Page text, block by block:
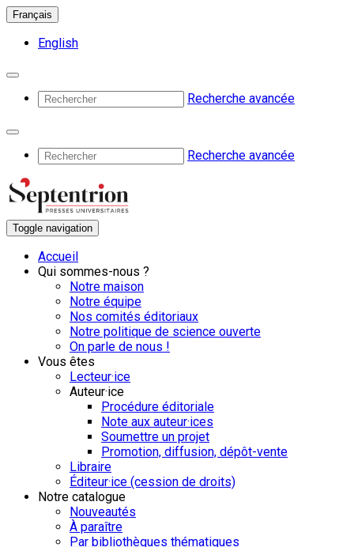
Français
English
Recherche avancée
Recherche avancée
Toggle navigation
Accueil
Qui sommes-nous ?
Notre maison
Notre équipe
Nos comités éditoriaux
Notre politique de science ouverte
On parle de nous !
Vous êtes
Lecteur·ice
Auteur·ice
Procédure éditoriale
Note aux auteur·ices
Soumettre un projet
Promotion, diffusion, dépôt-vente
Libraire
Éditeur·ice (cession de droits)
Notre catalogue
Nouveautés
À paraître
Par bibliothèques thématiques